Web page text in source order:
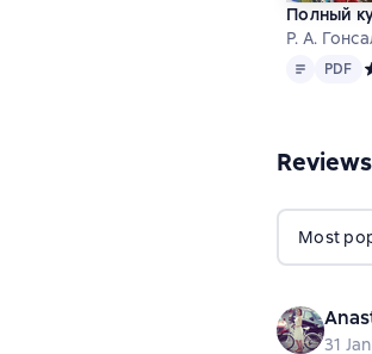
Полный
Р. А.
Text PDF
PDF
Reviews
Most
31